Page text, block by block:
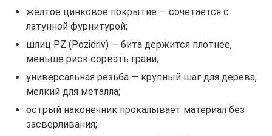
жёлтое цинковое покрытие — сочетается с
латунной фурнитурой;
шлиц PZ (Pozidriv) — бита держится плотнее,
меньше риск сорвать грани;
универсальная резьба — крупный шаг для дерева,
мелкий для металла;
острый наконечник прокалывает материал без
засверливания;